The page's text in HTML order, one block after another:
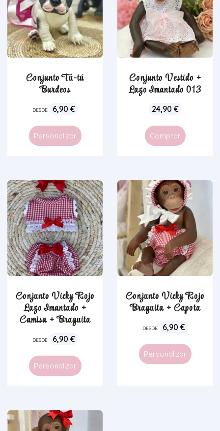
Conjunto Tu-tú
Burdeos
DESDE 6,90 €
Personalizar
Conjunto Vestido +
Lazo Imantado 013
24,90 €
Comprar
Conjunto Vichy Rojo
Lazo Imantado +
Camisa + Braguita
DESDE 6,90 €
Personalizar
Conjunto Vichy Rojo
Braguita + Capota
DESDE 6,90 €
Personalizar